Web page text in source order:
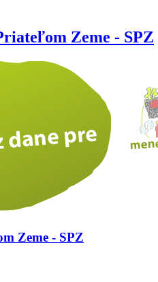
Zeme - SPZ
Zeme - SPZ